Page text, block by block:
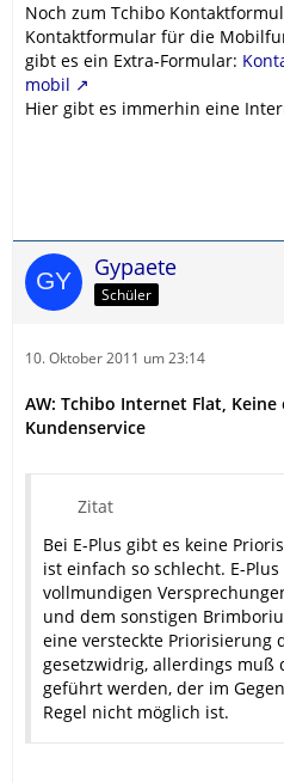
Noch zum Tchibo
Kontaktformular für die
gibt es ein Extra-Formular:
mobil
Hier gibt es immerhin eine
Gypaete
Schüler
10. Oktober 2011 um 23:14
AW: Tchibo Internet Flat,
Kundenservice
Zitat
Bei E-Plus gibt es keine
ist einfach so schlecht. E-
vollmundigen
und dem sonstigen
eine versteckte Priorisierung
gesetzwidrig, allerdings muß
geführt werden, der im
Regel nicht möglich ist.